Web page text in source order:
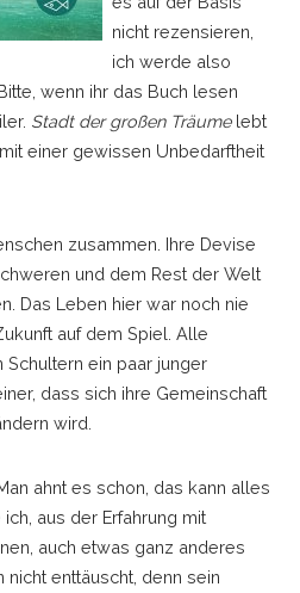
nicht rezensieren,
ich werde also
wenn ihr das Buch lesen
Stadt der großen Träumelebt
einer gewissen Unbedarftheit
zusammen. Ihre Devise
und dem Rest der Welt
Das Leben hier war noch nie
auf dem Spiel. Alle
ein paar junger
dass sich ihre Gemeinschaft
wird.
ahnt es schon, das kann alles
aus der Erfahrung mit
auch etwas ganz anderes
enttäuscht, denn sein